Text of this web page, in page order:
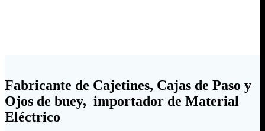
Fabricante de Cajetines, Cajas de Paso y
Ojos de buey, importador de Material
Eléctrico